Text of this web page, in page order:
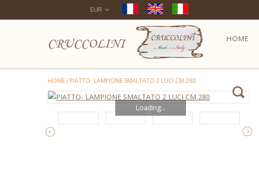
EUR
CRUCCOLINI HOME
HOME/ PIATTO- LAMPIONE SMALTATO 2 LUCI CM 280
Loading...